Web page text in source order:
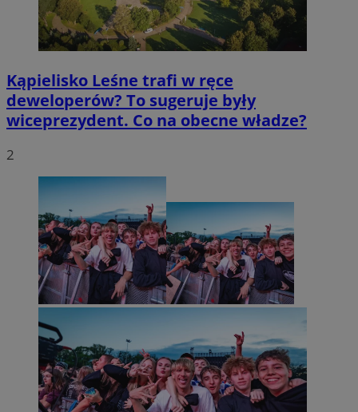
Kąpielisko Leśne trafi w ręce
deweloperów? To sugeruje były
wiceprezydent. Co na obecne władze?
2